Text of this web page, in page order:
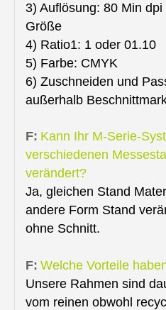
3) Auflösung: 80 Min
Größe
4) Ratio1: 1 oder 01.10
5) Farbe: CMYK
6) Zuschneiden und
außerhalb
F: Kann Ihr M-Serie-
verschiedenen
verändert?
Ja, gleichen Stand
andere Form Stand
ohne Schnitt.
F: Welche Vorteile
Unsere Rahmen sind
vom reinen obwohl